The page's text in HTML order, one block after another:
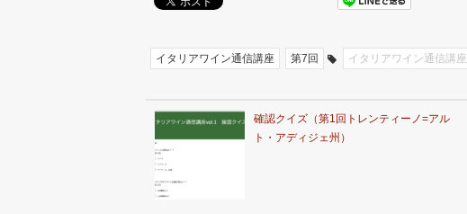
イタリアワイン通信講座 第7回 イタリアワイン通信講座
確認クイズ（第1回トレンティーノ=アル
ト・アディジェ州）